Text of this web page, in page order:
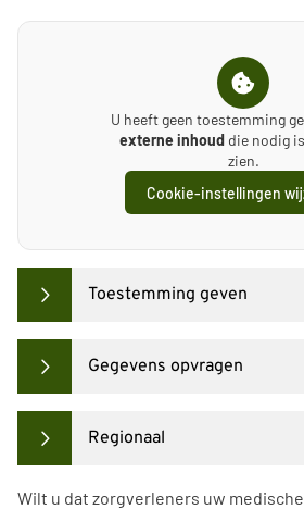
U heeft geen toestemming
externe inhouddie nodig
zien.
Cookie-instellingen
Toestemming geven
Gegevens opvragen
Regionaal
Wilt u dat zorgverleners uw